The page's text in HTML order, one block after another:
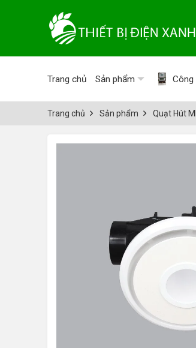
Trang chủ Sản phẩm
Trang chủ Sản phẩm Quạt Hút